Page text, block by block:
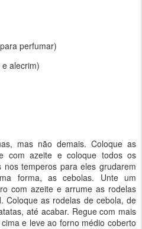
perfumar)
alecrim)
mas não demais. Coloque as
com azeite e coloque todos os
temperos para eles grudarem
forma, as cebolas. Unte um
com azeite e arrume as rodelas
Coloque as rodelas de cebola, de
até acabar. Regue com mais
e leve ao forno médio coberto